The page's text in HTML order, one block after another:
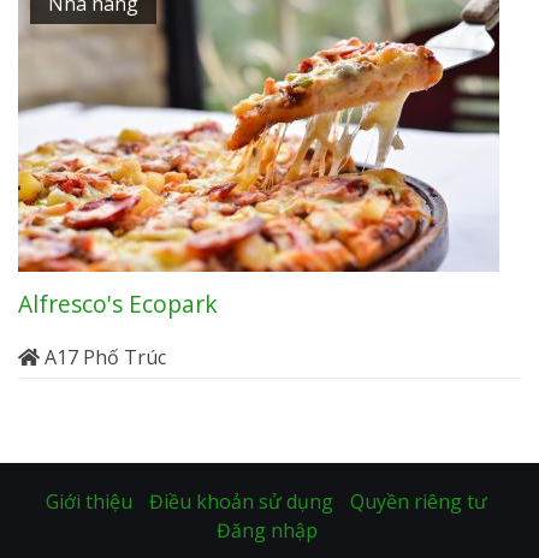
Alfresco's Ecopark
A17 Phố Trúc
Giới thiệu Điều khoản sử dụng
Quyền riêng tư
Đăng nhập